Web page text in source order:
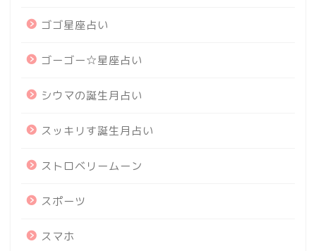
ゴゴ星座占い
ゴーゴー☆星座占い
シウマの誕生月占い
スッキリす誕生月占い
ストロベリームーン
スポーツ
スマホ